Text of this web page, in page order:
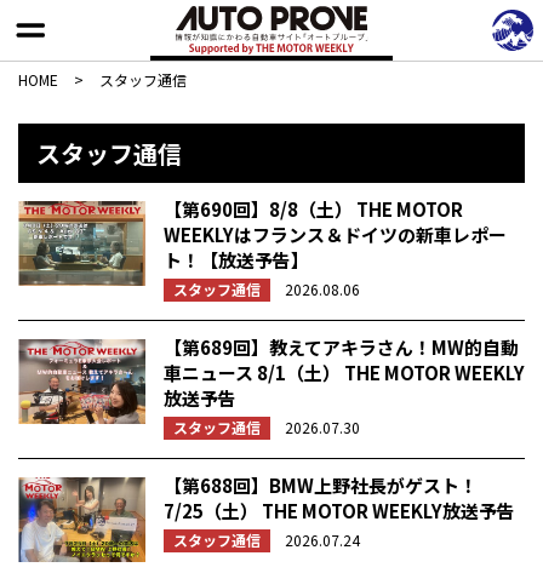
HOME > スタッフ通信
スタッフ通信
【第690回】8/8（土） THE MOTOR
WEEKLYはフランス＆ドイツの新車レポー
ト！【放送予告】
スタッフ通信 2026.08.06
【第689回】教えてアキラさん！MW的自動
車ニュース 8/1（土） THE MOTOR WEEKLY
放送予告
スタッフ通信 2026.07.30
【第688回】BMW上野社長がゲスト！
7/25（土） THE MOTOR WEEKLY放送予告
スタッフ通信 2026.07.24